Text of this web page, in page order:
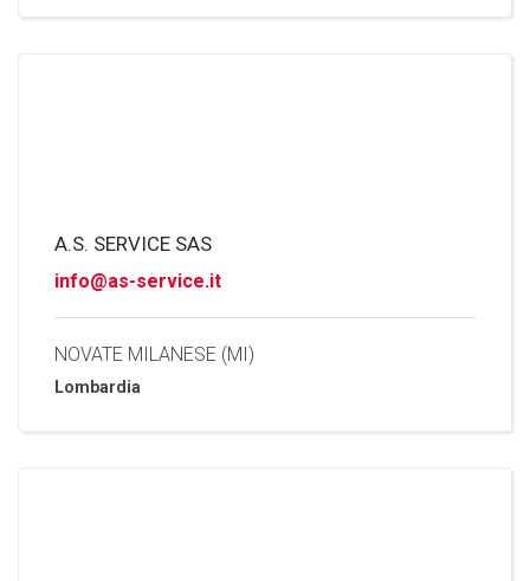
A.S. SERVICE SAS
info@as-service.it
NOVATE MILANESE (MI)
Lombardia